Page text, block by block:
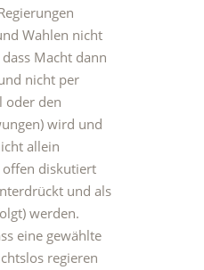
Wahlen nicht
Macht dann
nicht per
oder den
wird und
allein
offen diskutiert
und als
werden.
eine gewählte
regieren